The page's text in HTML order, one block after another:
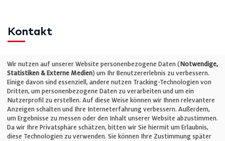
Kontakt
Telefon: +49 (0)711 2585563-0
E-Mail:info@bauelemente-bau.eu
Unternehmen
Impressum
Wir nutzen auf unserer Website personenbezogene Daten (Notwendige,
Statistiken & Externe Medien) um Ihr Benutzererlebnis zu verbessern.
Einige davon sind essenziell, andere nutzen Tracking-Technologien von
Dritten, um personenbezogene Daten zu verarbeiten und um ein
Nutzerprofil zu erstellen. Auf diese Weise können wir Ihnen relevantere
Anzeigen schalten und Ihre Interneterfahrung verbessern. Außerdem,
um Ergebnisse zu messen oder den Inhalt unserer Website abzustimmen.
Da wir Ihre Privatsphäre schätzen, bitten wir Sie hiermit um Erlaubnis,
diese Technologien zu verwenden. Sie können Ihre Zustimmung später